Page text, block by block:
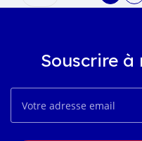
Souscrire